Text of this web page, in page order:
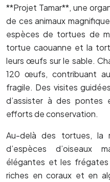
**Projet Tamar**, une
de ces animaux
espèces de tortues de
tortue caouanne et la
leurs œufs sur le sable.
120 œufs, contribuant
fragile. Des visites
d’assister à des pontes
efforts de conservation.
Au-delà des tortues, la
d’espèces d’oiseaux
élégantes et les frégates
riches en coraux et en